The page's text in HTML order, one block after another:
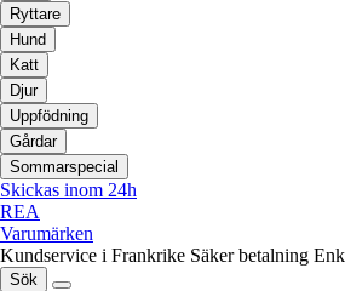
Ryttare
Hund
Katt
Djur
Uppfödning
Gårdar
Sommarspecial
Skickas inom 24h
REA
Varumärken
Kundservice i Frankrike Säker betalning
Sök